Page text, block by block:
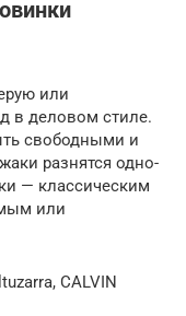
или
в деловом стиле.
свободными и
разнятся одно-
— классическим
или
CALVIN